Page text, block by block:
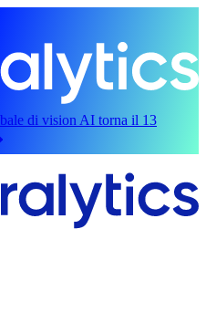
di vision AI torna il 13